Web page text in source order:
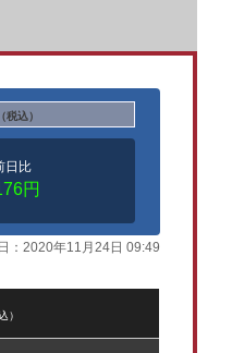
（税込）
日比
円
： 2020年11月24日 09:49
）